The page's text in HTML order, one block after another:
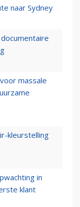
naar Sydney
massale
kleurstelling
in
klant